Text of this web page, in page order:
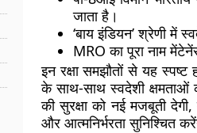
जाता है।
‘बाय इंडियन’ श्रेणी में
MRO का पूरा नाम
इन रक्षा समझौतों से यह
के साथ-साथ स्वदेशी क्षमताओं
की सुरक्षा को नई मजबूती
और आत्मनिर्भरता सुनिश्चित